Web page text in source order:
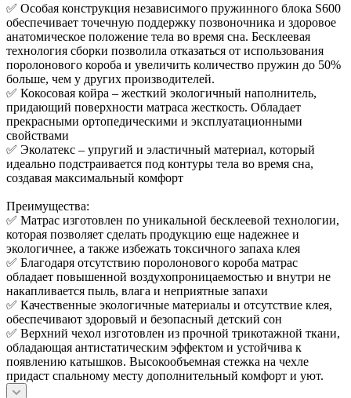
✅ Особая конструкция независимого пружинного блока S600
обеспечивает точечную поддержку позвоночника и здоровое
анатомическое положение тела во время сна. Бесклеевая
технология сборки позволила отказаться от использования
поролонового короба и увеличить количество пружин до 50%
больше, чем у других производителей.
✅ Кокосовая койра – жесткий экологичный наполнитель,
придающий поверхности матраса жесткость. Обладает
прекрасными ортопедическими и эксплуатационными
свойствами
✅ Эколатекс – упругий и эластичный материал, который
идеально подстраивается под контуры тела во время сна,
создавая максимальный комфорт
Преимущества:
✅ Матрас изготовлен по уникальной бесклеевой технологии,
которая позволяет сделать продукцию еще надежнее и
экологичнее, а также избежать токсичного запаха клея
✅ Благодаря отсутствию поролонового короба матрас
обладает повышенной воздухопроницаемостью и внутри не
накапливается пыль, влага и неприятные запахи
✅ Качественные экологичные материалы и отсутствие клея,
обеспечивают здоровый и безопасный детский сон
✅ Верхний чехол изготовлен из прочной трикотажной ткани,
обладающая антистатическим эффектом и устойчива к
появлению катышков. Высокообъемная стежка на чехле
придаст спальному месту дополнительный комфорт и уют.